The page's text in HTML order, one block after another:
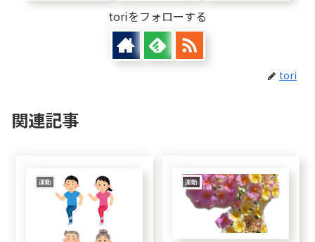
toriをフォローする
tori
関連記事
運動 運動